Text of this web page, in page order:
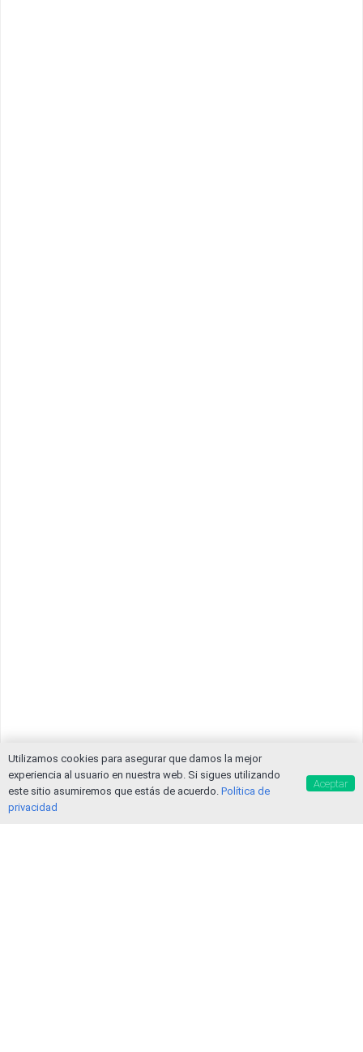
Utilizamos cookies para asegurar que damos la mejor
experiencia al usuario en nuestra web. Si sigues utilizando
este sitio asumiremos que estás de acuerdo. Política de
privacidad
Aceptar